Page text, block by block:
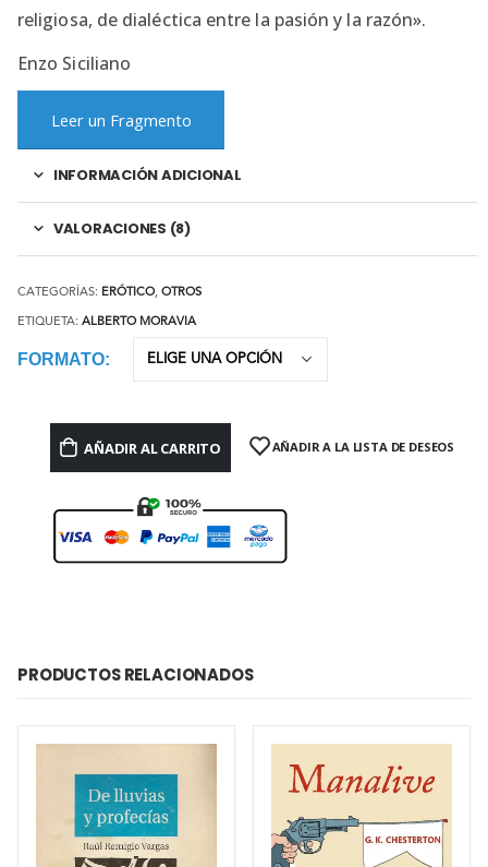
religiosa, de dialéctica entre la pasión y la razón».
Enzo Siciliano
Leer un Fragmento
INFORMACIÓN ADICIONAL
VALORACIONES (8)
CATEGORÍAS: ERÓTICO, OTROS
ETIQUETA: ALBERTO MORAVIA
FORMATO
AÑADIR AL CARRITO AÑADIR A LA LISTA DE DESEOS
PRODUCTOS RELACIONADOS